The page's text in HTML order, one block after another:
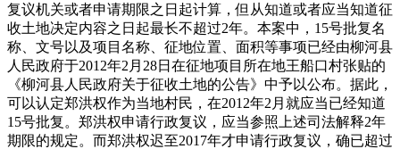
复议机关或者申请期限之日起计算，但从知道或者应当知道征
收土地决定内容之日起最长不超过2年。本案中，15号批复名
称、文号以及项目名称、征地位置、面积等事项已经由柳河县
人民政府于2012年2月28日在征地项目所在地王船口村张贴的
《柳河县人民政府关于征收土地的公告》中予以公布。据此，
可以认定郑洪权作为当地村民，在2012年2月就应当已经知道
15号批复。郑洪权申请行政复议，应当参照上述司法解释2年
期限的规定。而郑洪权迟至2017年才申请行政复议，确已超过